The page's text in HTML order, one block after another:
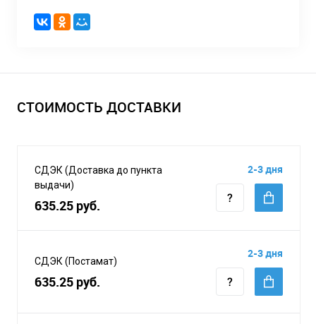
СТОИМОСТЬ ДОСТАВКИ
СДЭК (Доставка до пункта
выдачи)
635.25 руб.
2-3 дня
СДЭК (Постамат)
635.25 руб.
2-3 дня